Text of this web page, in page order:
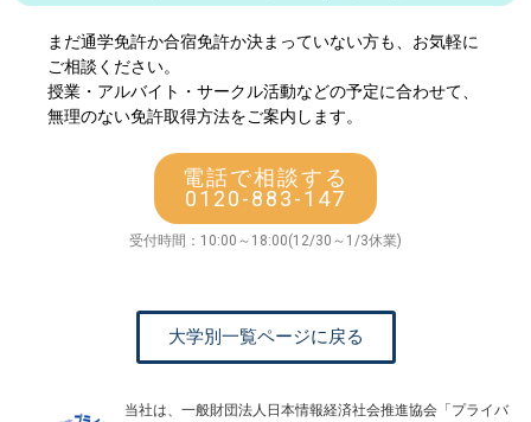
まだ通学免許か合宿免許か決まっていない方も、お気軽に
ご相談ください。
授業・アルバイト・サークル活動などの予定に合わせて、
無理のない免許取得方法をご案内します。
電話で相談する
0120-883-147
受付時間：10:00～18:00(12/30～1/3休業)
大学別一覧ページに戻る
当社は、一般財団法人日本情報経済社会推進協会「プライバ